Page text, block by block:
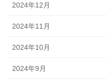
2024年12月
2024年11月
2024年10月
2024年9月